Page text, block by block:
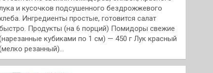
и кусочков подсушенного бездрожжевого
Ингредиенты простые, готовится салат
Продукты (на 6 порций) Помидоры свежие
кубиками по 1 см) — 450 г Лук красный
резанный)…